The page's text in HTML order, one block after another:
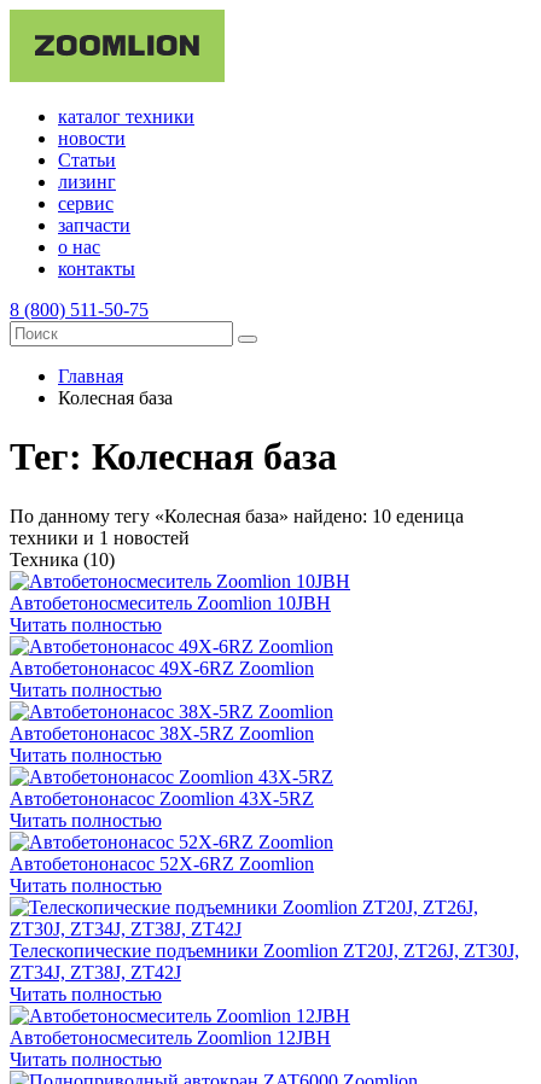
каталог техники
новости
Статьи
лизинг
сервис
запчасти
о нас
контакты
8 (800) 511-50-75
Главная
Колесная база
Тег: Колесная база
По данному тегу «Колесная база» найдено: 10 еденица
техники и 1 новостей
Техника (10)
Автобетоносмеситель Zoomlion 10JBH
Читать полностью
Автобетононасос 49X-6RZ Zoomlion
Читать полностью
Автобетононасос 38X-5RZ Zoomlion
Читать полностью
Автобетононасос Zoomlion 43X-5RZ
Читать полностью
Автобетононасос 52X-6RZ Zoomlion
Читать полностью
Телескопические подъемники Zoomlion ZT20J, ZT26J, ZT30J,
ZT34J, ZT38J, ZT42J
Читать полностью
Автобетоносмеситель Zoomlion 12JBH
Читать полностью